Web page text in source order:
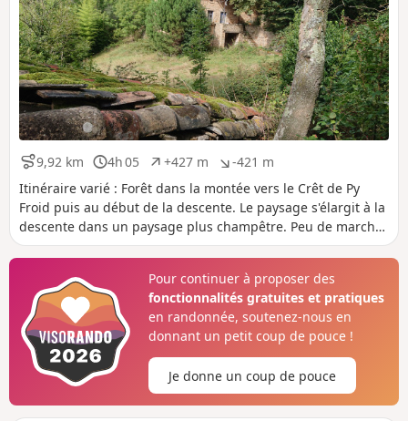
9,92 km
D
i
s
t
a
n
4h 05
D
u
r
é
e
+427 m
D
é
n
i
v
e
é
p
o
s
t
-421 m
D
é
n
i
v
e
é
n
é
g
i
f
Itinéraire varié : Forêt dans la montée vers le Crêt de Py
Froid puis au début de la descente. Le paysage s'élargit à la
descente dans un paysage plus champêtre. Peu de marche
sur route.
Pour continuer à proposer des
fonctionnalités gratuites et pratiques
en randonnée, soutenez-nous en
donnant un petit coup de pouce !
Je donne un coup de pouce